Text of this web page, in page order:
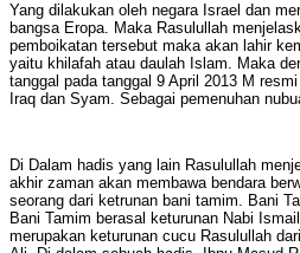
Yang dilakukan oleh negara Israel dan
bangsa Eropa. Maka Rasulullah
pemboikatan tersebut maka akan lahir
yaitu khilafah atau daulah Islam. Maka
tanggal pada tanggal 9 April 2013 M
Iraq dan Syam. Sebagai pemenuhan
Di Dalam hadis yang lain Rasulullah
akhir zaman akan membawa bendara
seorang dari ketrunan bani tamim. Bani
Bani Tamim berasal keturunan Nabi
merupakan keturunan cucu Rasulullah